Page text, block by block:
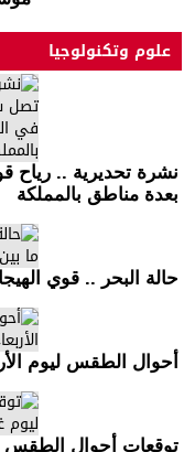
فيديو .. إعادة تسجيل
بعدة مناطق بالمملكة
حالة البحر .. قوي
أحوال الطقس ليوم